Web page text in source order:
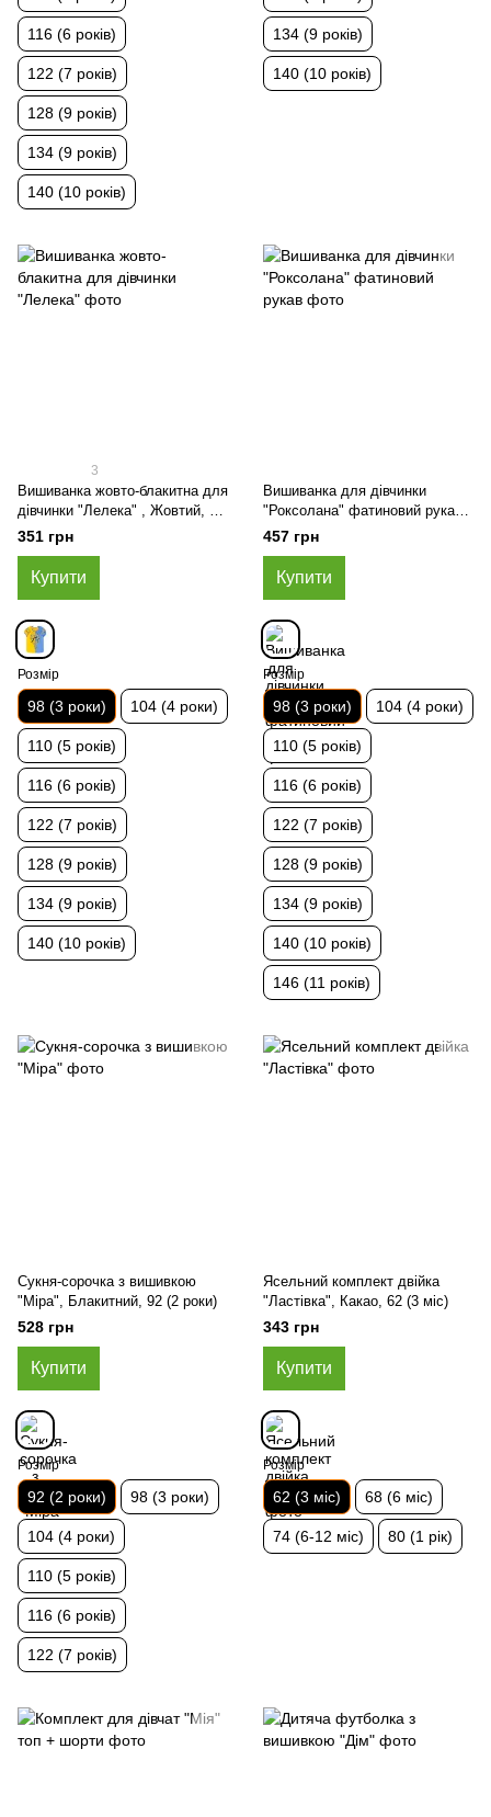
116 (6 років)
122 (7 років)
128 (9 років)
134 (9 років)
140 (10 років)
134 (9 років)
140 (10 років)
3
Вишиванка жовто-блакитна для
дівчинки "Лелека" , Жовтий, 98
(3 роки)
351 грн
Купити
Розмір
98 (3 роки) 104 (4 роки)
110 (5 років)
116 (6 років)
122 (7 років)
128 (9 років)
134 (9 років)
140 (10 років)
Вишиванка для дівчинки
"Роксолана" фатиновий рукав,
Какао, 98 (3 роки)
457 грн
Купити
Розмір
98 (3 роки) 104 (4 роки)
110 (5 років)
116 (6 років)
122 (7 років)
128 (9 років)
134 (9 років)
140 (10 років)
146 (11 років)
Сукня-сорочка з вишивкою
"Міра", Блакитний, 92 (2 роки)
528 грн
Купити
Розмір
92 (2 роки) 98 (3 роки)
104 (4 роки)
110 (5 років)
116 (6 років)
122 (7 років)
Ясельний комплект двійка
"Ластівка", Какао, 62 (3 міс)
343 грн
Купити
Розмір
62 (3 міс) 68 (6 міс)
74 (6-12 міс) 80 (1 рік)